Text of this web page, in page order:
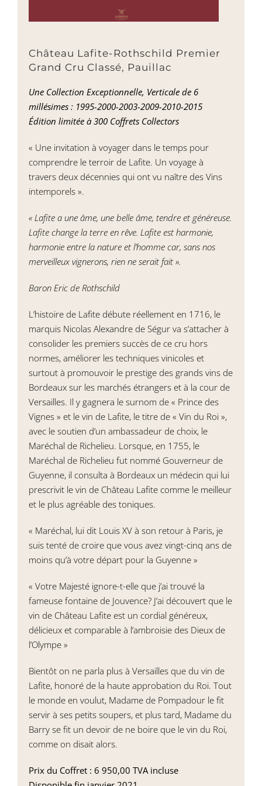
Château Lafite-Rothschild Premier
Grand Cru Classé, Pauillac
Une Collection Exceptionnelle, Verticale de 6
millésimes : 1995-2000-2003-2009-2010-2015
Édition limitée à 300 Coffrets Collectors
« Une invitation à voyager dans le temps pour
comprendre le terroir de Lafite. Un voyage à
travers deux décennies qui ont vu naître des Vins
intemporels ».
« Lafite a une âme, une belle âme, tendre et généreuse.
Lafite change la terre en rêve. Lafite est harmonie,
harmonie entre la nature et l’homme car, sans nos
merveilleux vignerons, rien ne serait fait ».
Baron Eric de Rothschild
L’histoire de Lafite débute réellement en 1716, le
marquis Nicolas Alexandre de Ségur va s’attacher à
consolider les premiers succès de ce cru hors
normes, améliorer les techniques vinicoles et
surtout à promouvoir le prestige des grands vins de
Bordeaux sur les marchés étrangers et à la cour de
Versailles. Il y gagnera le surnom de « Prince des
Vignes » et le vin de Lafite, le titre de « Vin du Roi »,
avec le soutien d’un ambassadeur de choix, le
Maréchal de Richelieu. Lorsque, en 1755, le
Maréchal de Richelieu fut nommé Gouverneur de
Guyenne, il consulta à Bordeaux un médecin qui lui
prescrivit le vin de Château Lafite comme le meilleur
et le plus agréable des toniques.
« Maréchal, lui dit Louis XV à son retour à Paris, je
suis tenté de croire que vous avez vingt-cinq ans de
moins qu’à votre départ pour la Guyenne »
« Votre Majesté ignore-t-elle que j’ai trouvé la
fameuse fontaine de Jouvence? J’ai découvert que le
vin de Château Lafite est un cordial généreux,
délicieux et comparable à l’ambroisie des Dieux de
l’Olympe »
Bientôt on ne parla plus à Versailles que du vin de
Lafite, honoré de la haute approbation du Roi. Tout
le monde en voulut, Madame de Pompadour le fit
servir à ses petits soupers, et plus tard, Madame du
Barry se fit un devoir de ne boire que le vin du Roi,
comme on disait alors.
Prix du Coffret : 6 950,00 TVA incluse